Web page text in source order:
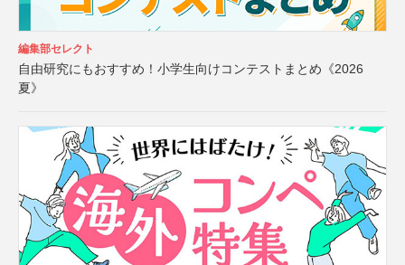
編集部セレクト
自由研究にもおすすめ！小学生向けコンテストまとめ《2026
夏》